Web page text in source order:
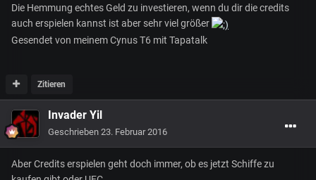
Die Hemmung echtes Geld zu investieren, wenn du dir die credits
auch erspielen kannst ist aber sehr viel größer
Gesendet von meinem Cynus T6 mit Tapatalk
Zitieren
Invader Yil
Geschrieben 23. Februar 2016
Aber Credits erspielen geht doch immer, ob es jetzt Schiffe zu